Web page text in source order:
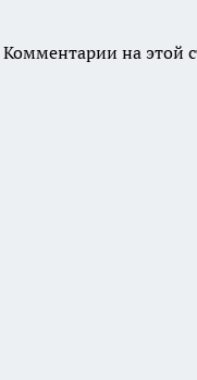
Комментарии на этой